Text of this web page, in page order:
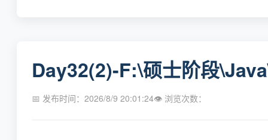
Day32(2)-F:\硕士阶段
📅 发布时间：2026/8/9 20:01:24👁 浏览次数：